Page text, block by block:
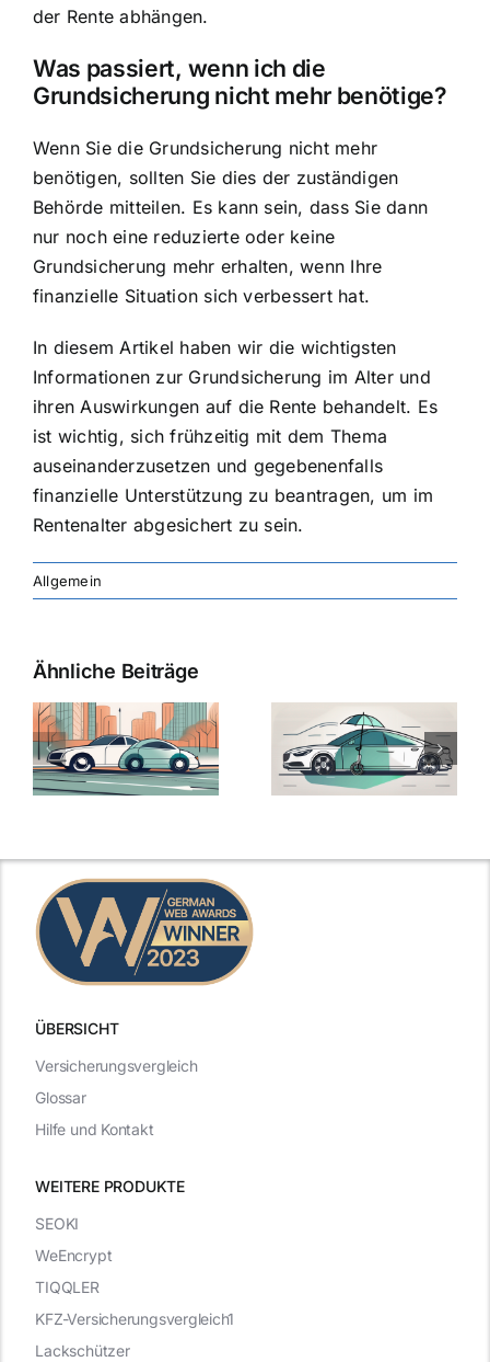
der Rente abhängen.
Was passiert, wenn ich die
Grundsicherung nicht mehr benötige?
Wenn Sie die Grundsicherung nicht mehr
benötigen, sollten Sie dies der zuständigen
Behörde mitteilen. Es kann sein, dass Sie dann
nur noch eine reduzierte oder keine
Grundsicherung mehr erhalten, wenn Ihre
finanzielle Situation sich verbessert hat.
In diesem Artikel haben wir die wichtigsten
Informationen zur Grundsicherung im Alter und
ihren Auswirkungen auf die Rente behandelt. Es
ist wichtig, sich frühzeitig mit dem Thema
auseinanderzusetzen und gegebenenfalls
finanzielle Unterstützung zu beantragen, um im
Rentenalter abgesichert zu sein.
Allgemein
Ähnliche Beiträge
ÜBERSICHT
WEITERE PRODUKTE
Versicherungsvergleich
Glossar
Hilfe und Kontakt
SEOKI
WeEncrypt
TIQQLER
KFZ-Versicherungsvergleich1
Lackschützer